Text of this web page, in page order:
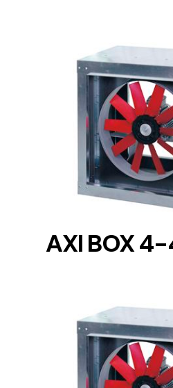
DETAILS
AXI BOX